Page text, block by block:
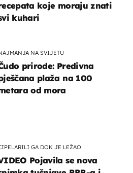
GA DOK JE LEŽAO
Pojavila se nova
koje moraju znati
kuhari
NA SVIJETU
prirode: Predivna
plaža na 100
od mora